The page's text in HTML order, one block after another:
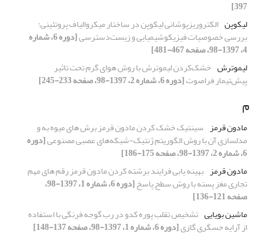
397]
لیکوپن الکتروریزپوشانی لیکوپن در ساختار میکروالیاف پروتئینی:
بررسی خصوصیات فیزیکوشیمیایی و زیست‌دسترسی [دوره 6، شماره
4، 1397-98، صفحه 467-481]
لیموترش خشک‌کردن لیموترش با روش هوای گرم تحت تاثیر
پیش‌تیمار فراصوت[دوره 6، شماره 2، 1397-98، صفحه 233-245]
م
مادون قرمز سینتیک خشک کردن مادون قرمز برش های میوه به و
مدلسازی آن با روش الگوریتم ژنتیک-شبکه‌های عصبی مصنوعی[دوره
6، شماره 2، 1397-98، صفحه 175-186]
مادون قرمز بهینه یابی فرایند برشته کردن مادون قرمز رقم های مهم
تجاری مغز پسته با روش سطح پاسخ [دوره 6، شماره 1، 1397-98،
صفحه 121-136]
ماشین بویایی تشخیص تقلب پوره کدو در رب گوجه فرنگی با استفاده
از آرایه حسگری گازی[دوره 6، شماره 1، 1397-98، صفحه 137-148]